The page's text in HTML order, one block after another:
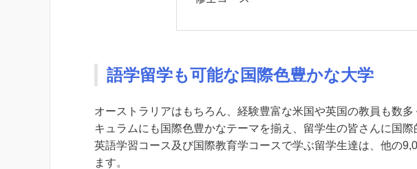
語学留学も可能な国際色豊かな大学
オーストラリアはもちろん、経験豊富な米国や英国の教員も数
キュラムにも国際色豊かなテーマを揃え、留学生の皆さんに国際
英語学習コース及び国際教育学コースで学ぶ留学生達は、他の
ます。